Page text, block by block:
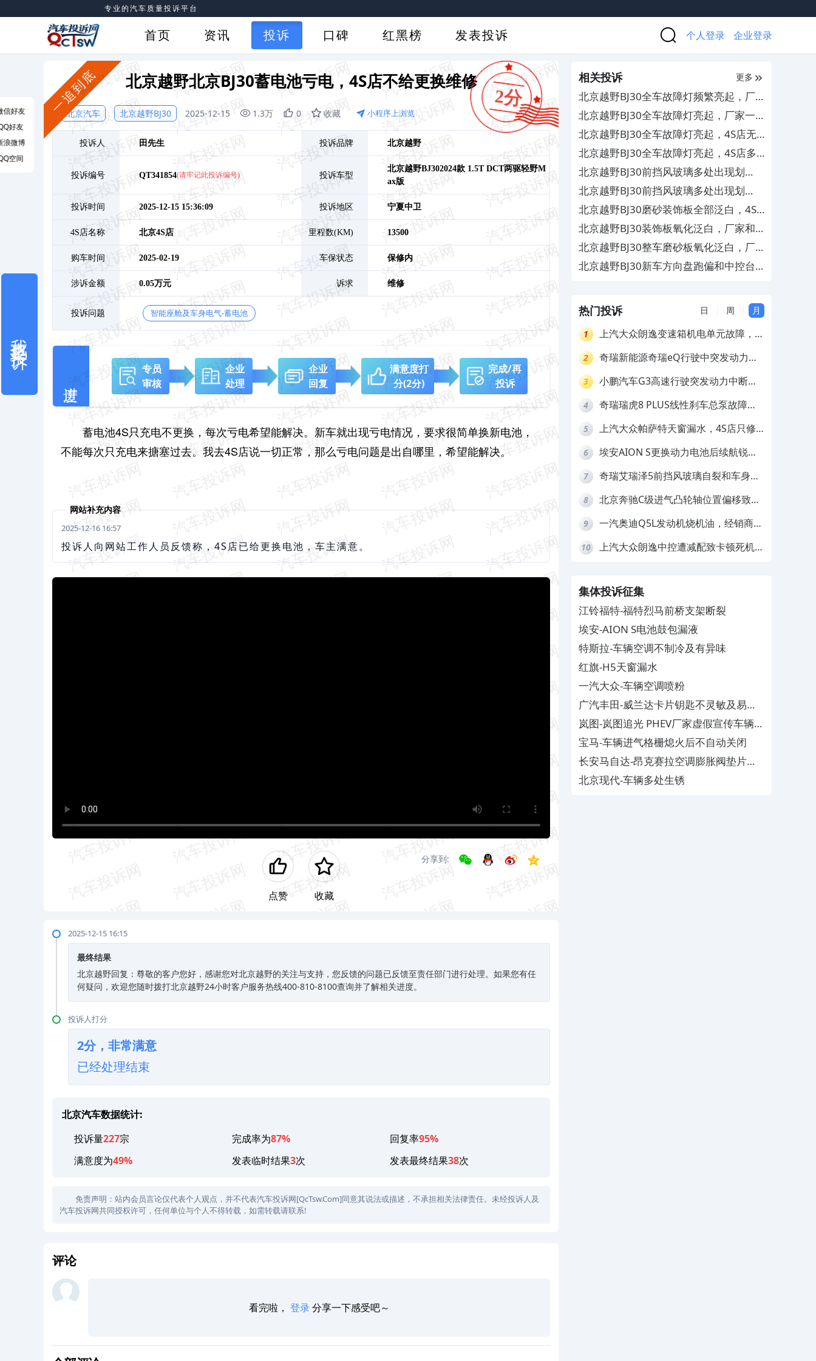
专业的汽车质量投诉平台
首页 资讯 投诉 口碑 红黑榜 发表投诉 个人登录 企业登录
2分
一追到底 北京越野北京BJ30蓄电池亏电，4S店不给更换维修
北京汽车 北京越野BJ30 2025-12-15 1.3万 0 收藏 小程序上浏览
投诉人 田 先生 投诉品牌 北京越野
投诉编号 QT341854(请牢记此投诉编号) 投诉车型
北京越野BJ302024款 1.5T DCT两驱轻野M
ax版
投诉时间 2025-12-15 15:36:09 投诉地区 宁夏中卫
4S店名称 北京4S店 里程数(KM) 13500
购车时间 2025-02-19 车保状态 保修内
涉诉金额 0.05万元 诉求 维修
投诉问题 智能座舱及车身电气-蓄电池
专员
审核
企业
处理
企业
回复
满意度打
分(2分)
完成/再
投诉
蓄电池4S只充电不更换，每次亏电希望能解决。新车就出现亏电情况，要求很简单换新电池，
不能每次只充电来搪塞过去。我去4S店说一切正常，那么亏电问题是出自哪里，希望能解决。
网站补充内容
2025-12-16 16:57
投诉人向网站工作人员反馈称，4S店已给更换电池，车主满意。
点赞 收藏
分享到:
2025-12-15 16:15
最终结果
北京越野回复：尊敬的客户您好，感谢您对北京越野的关注与支持，您反馈的问题已反馈至责任部门进行处理。如果您有任
何疑问，欢迎您随时拨打北京越野24小时客户服务热线400-810-8100查询并了解相关进度。
投诉人打分
2分，非常满意
已经处理结束
北京汽车数据统计:
投诉量227宗 完成率为87% 回复率95%
满意度为49% 发表临时结果3次 发表最终结果38次
免责声明：站内会员言论仅代表个人观点，并不代表汽车投诉网[QcTsw.Com]同意其说法或描述，不承担相关法律责任。未经投诉人及
汽车投诉网共同授权许可，任何单位与个人不得转载，如需转载请联系!
评论
看完啦， 登录分享一下感受吧～
相关投诉 更多
北京越野BJ30全车故障灯频繁亮起，厂
家一直无人处理
北京越野BJ30全车故障灯亮起，厂家一
直无人处理
北京越野BJ30全车故障灯亮起，4S店无
法解决其服务态度恶劣
北京越野BJ30全车故障灯亮起，4S店多
次换件维修无效
北京越野BJ30前挡风玻璃多处出现划
痕，严重影响安全驾驶
北京越野BJ30前挡风玻璃多处出现划
痕，严重影响安全驾驶
北京越野BJ30磨砂装饰板全部泛白，4S
店协商无果且要求签霸王条款
北京越野BJ30装饰板氧化泛白，厂家和
4S店不管不问
北京越野BJ30整车磨砂板氧化泛白，厂
商不给答复处理
北京越野BJ30新车方向盘跑偏和中控台
热门投诉 日 周 月
1
上汽大众朗逸变速箱机电单元故障，厂
2
奇瑞新能源奇瑞eQ行驶中突发动力受
拒绝三电质保
3
小鹏汽车G3高速行驶突发动力中断，
4
奇瑞瑞虎8 PLUS线性刹车总泵故障，
5
上汽大众帕萨特天窗漏水，4S店只修
6
埃安AION S更换动力电池后续航锐
7
奇瑞艾瑞泽5前挡风玻璃自裂和车身多
8
北京奔驰C级进气凸轮轴位置偏移致发
9
一汽奥迪Q5L发动机烧机油，经销商推
10
上汽大众朗逸中控遭减配致卡顿死机，
集体投诉征集
江铃福特-福特烈马前桥支架断裂
埃安-AION S电池鼓包漏液
特斯拉-车辆空调不制冷及有异味
红旗-H5天窗漏水
一汽大众-车辆空调喷粉
广汽丰田-威兰达卡片钥匙不灵敏及易消
磁
岚图-岚图追光 PHEV厂家虚假宣传车辆配
置与功能
宝马-车辆进气格栅熄火后不自动关闭
长安马自达-昂克赛拉空调膨胀阀垫片生
锈
北京现代-车辆多处生锈
信好友
好友
浪微博
空间